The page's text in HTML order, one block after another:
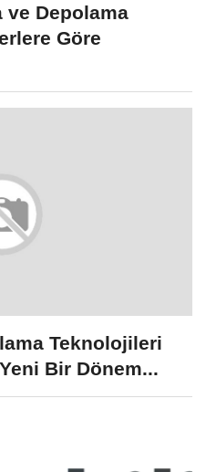
ve Depolama
Göre
Teknolojileri
Bir Dönem...